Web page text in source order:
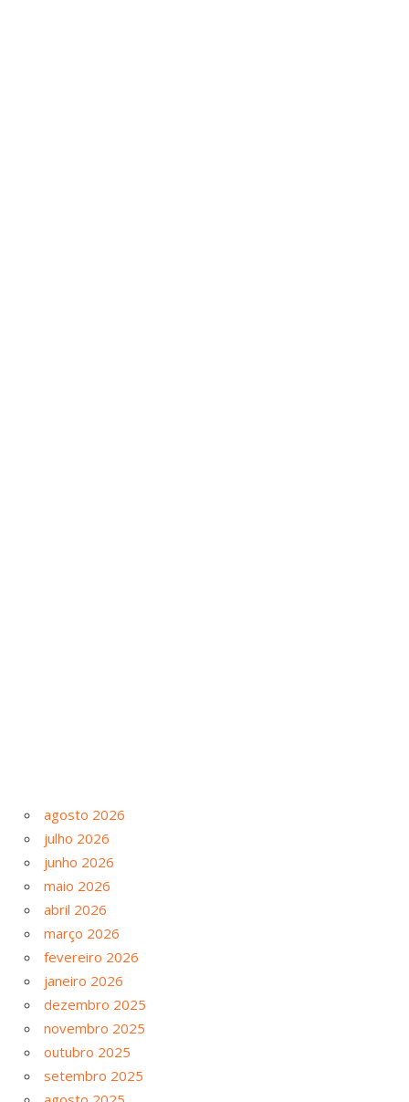
agosto 2026
julho 2026
junho 2026
maio 2026
abril 2026
março 2026
fevereiro 2026
janeiro 2026
dezembro 2025
novembro 2025
outubro 2025
setembro 2025